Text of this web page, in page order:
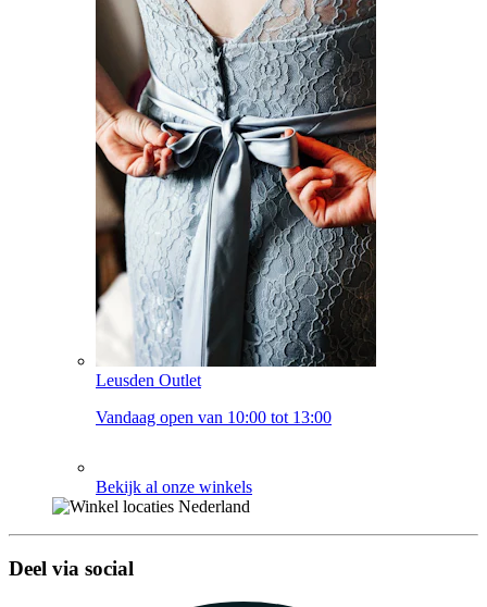
Leusden Outlet
Vandaag open van 10:00 tot 13:00
Bekijk al onze winkels
Deel via social